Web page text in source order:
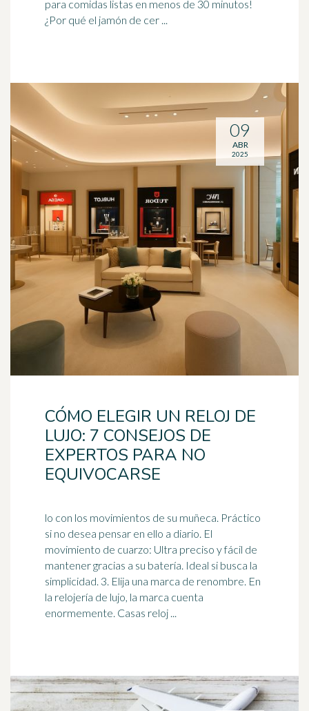
para comidas listas en menos de 30 minutos!
¿Por qué el jamón de cer ...
CÓMO ELEGIR UN RELOJ DE
LUJO: 7 CONSEJOS DE
EXPERTOS PARA NO
EQUIVOCARSE
lo con los movimientos de su muñeca. Práctico
si no desea pensar en ello a diario. El
movimiento de cuarzo: Ultra preciso y fácil de
mantener gracias a su batería. Ideal si busca la
simplicidad. 3. Elija una marca de renombre. En
la relojería de lujo, la marca cuenta
enormemente. Casas reloj ...
09
ABR
2025